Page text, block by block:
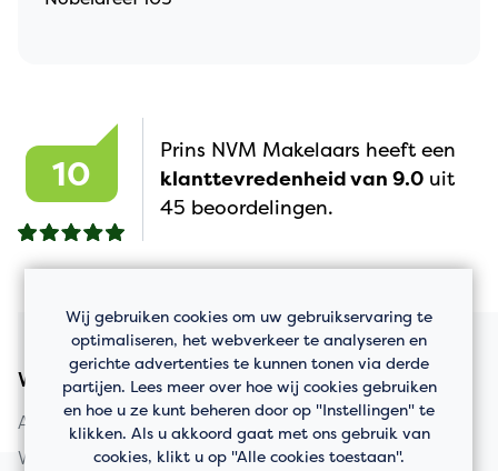
10
Prins NVM Makelaars heeft een
klanttevredenheid van 9.0 uit
45 beoordelingen.
Woningaanbod
Appartement kopen
Woning kopen
Wij gebruiken cookies om uw gebruikservaring te
optimaliseren, het webverkeer te analyseren en
gerichte advertenties te kunnen tonen via derde
partijen. Lees meer over hoe wij cookies gebruiken
en hoe u ze kunt beheren door op "Instellingen" te
klikken. Als u akkoord gaat met ons gebruik van
cookies, klikt u op "Alle cookies toestaan".